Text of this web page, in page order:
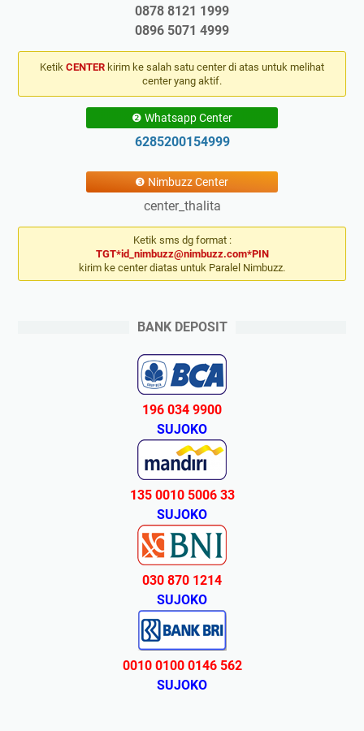
0878 8121 1999
0896 5071 4999
Ketik CENTER kirim ke salah satu center di atas untuk melihat
center yang aktif.
❷ Whatsapp Center
6285200154999
❸ Nimbuzz Center
center_thalita
Ketik sms dg format :
TGT*id_nimbuzz@nimbuzz.com*PIN
kirim ke center diatas untuk Paralel Nimbuzz.
BANK DEPOSIT
196 034 9900
SUJOKO
135 0010 5006 33
SUJOKO
030 870 1214
SUJOKO
0010 0100 0146 562
SUJOKO